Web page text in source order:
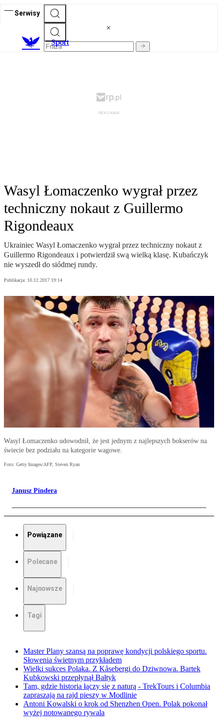
Serwisy
Sport
Wasyl Łomaczenko wygrał przez
techniczny nokaut z Guillermo
Rigondeaux
Ukrainiec Wasyl Łomaczenko wygrał przez techniczny nokaut z
Guillermo Rigondeaux i potwierdził swą wielką klasę. Kubańczyk
nie wyszedł do siódmej rundy.
Publikacja: 10.12.2017 19:14
Wasyl Łomaczenko udowodnił, że jest jednym z najlepszych bokserów na
świecie bez podziału na kategorie wagowe.
Foto: Getty Images/AFP, Steven Ryan
Janusz Pindera
Powiązane
Polecane
Najnowsze
Tagi
Master Plany szansą na poprawę kondycji polskiego sportu.
Słowenia świetnym przykładem
Wielki sukces Polaka. Z Kåsebergi do Dziwnowa. Bartek
Kubkowski przepłynął Bałtyk
Tam, gdzie historia łączy się z naturą - TrekTours i Columbia
zapraszają na rajd pieszy w Modlinie
Antoni Kowalski o krok od Shenzhen Open. Polak pokonał
wyżej notowanego rywala